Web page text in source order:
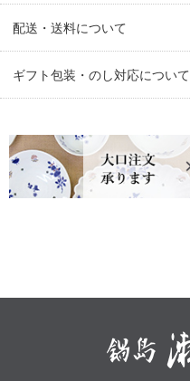
配送・送料について
ギフト包装・のし対応について